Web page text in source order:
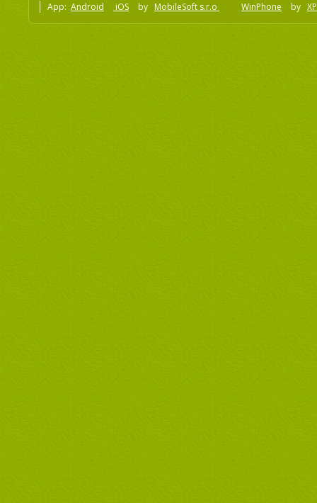
App: Android iOS by MobileSoft s.r.o WinPhone by